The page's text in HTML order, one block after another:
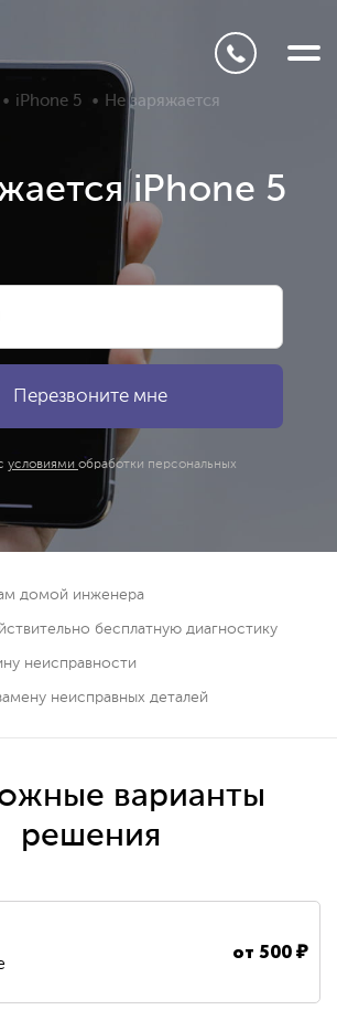
iPhone 5 Не заряжается
iPhone 5
условиями обработки персональных
домой инженера
бесплатную диагностику
неисправности
неисправных деталей
варианты
решения
от500₽